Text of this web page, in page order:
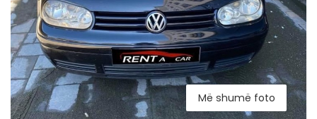
Më shumë foto